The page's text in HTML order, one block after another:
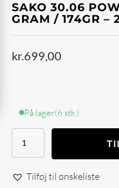
SAKO 30.06
GRAM / 174GR –
kr.699,00
På lager(6 stk.)
SAKO
POWERHEAD
BLADE
11,3
Tilføj til ønskeliste